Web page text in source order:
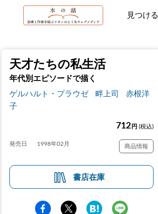
見つける
天才たちの私生活
年代別エピソードで描く
ゲルハルト・プラウゼ
畔上司
赤根洋
子
712 円 (税込)
発売日 1998年02月 商品情報
書店在庫